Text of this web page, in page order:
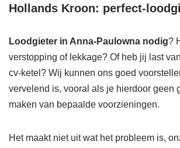
Hollands Kroon: perfect-
Loodgieter in Anna-Paulowna nodig?
verstopping of lekkage? Of heb jij last
cv-ketel? Wij kunnen ons goed
vervelend is, vooral als je hierdoor geen
maken van bepaalde voorzieningen.
Het maakt niet uit wat het probleem is,